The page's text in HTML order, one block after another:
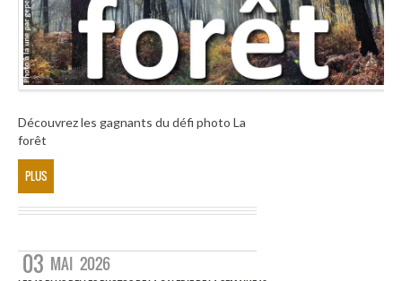
Découvrez les gagnants du défi photo La
forêt
PLUS
03 MAI 2026